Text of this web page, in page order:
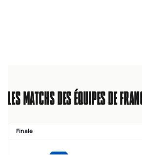
LES MATCHS DES ÉQUIPES DE
Finale